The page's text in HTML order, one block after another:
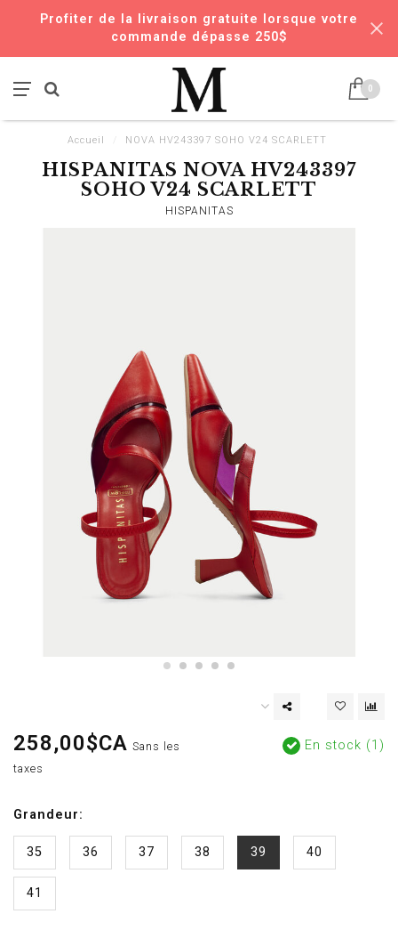
Profiter de la livraison gratuite lorsque votre
commande dépasse 250$
0
Accueil NOVA HV243397 SOHO V24 SCARLETT
HISPANITAS NOVA HV243397
SOHO V24 SCARLETT
HISPANITAS
258,00$CA Sans les
taxes
En stock (1)
Grandeur:
35 36 37 38 39 40
41